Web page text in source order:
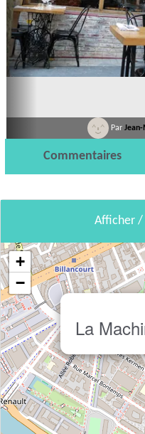
Par
Commentaires
Afficher /
La
+
−